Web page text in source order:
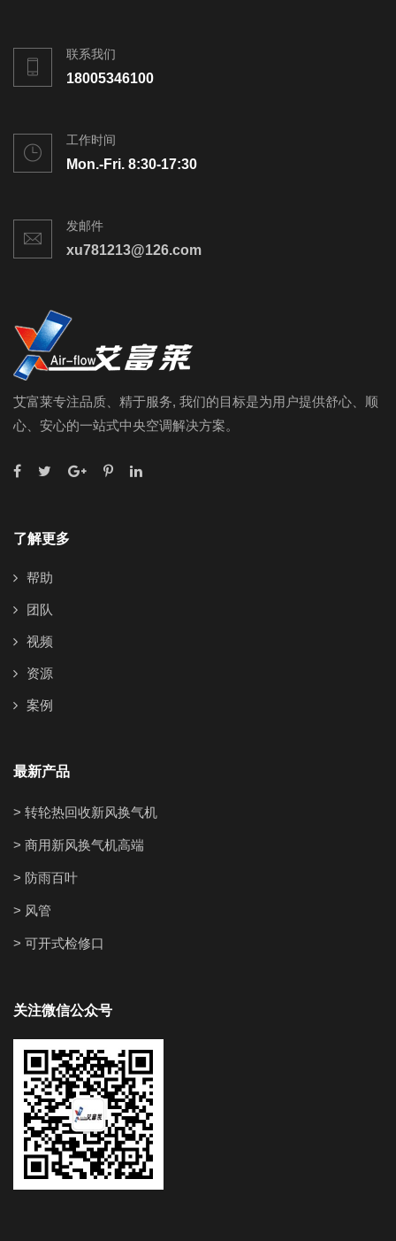
联系我们
18005346100
工作时间
Mon.-Fri. 8:30-17:30
发邮件
xu781213@126.com
艾富莱专注品质、精于服务, 我们的目标是为用户提供舒心、顺
心、安心的一站式中央空调解决方案。
了解更多
帮助
团队
视频
资源
案例
最新产品
> 转轮热回收新风换气机
> 商用新风换气机高端
> 防雨百叶
> 风管
> 可开式检修口
关注微信公众号